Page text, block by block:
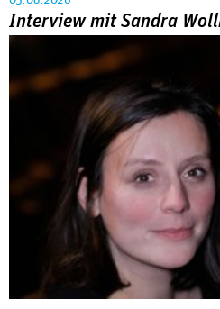
Interview mit Sandra